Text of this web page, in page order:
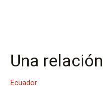
Una
Ecuador